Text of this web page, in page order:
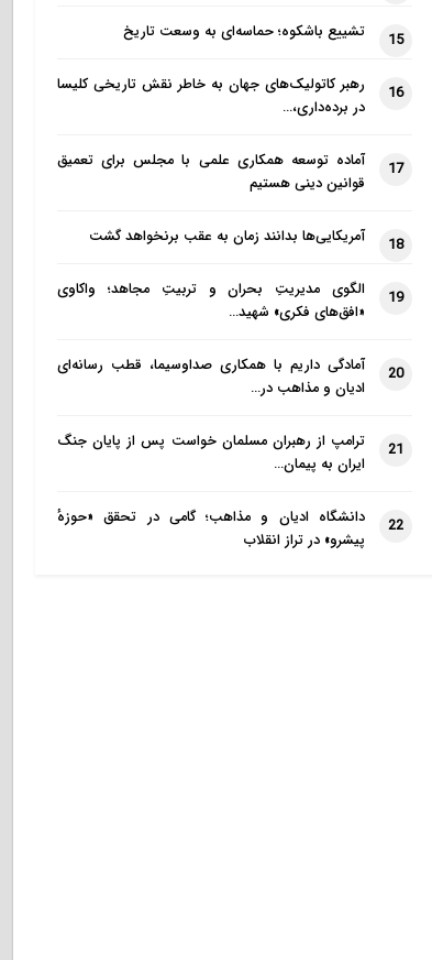
15 تشییع باشکوه؛ حماسه‌ای به وسعت تاریخ
16
رهبر کاتولیک‌های جهان به خاطر نقش تاریخی کلیسا
در برده‌داری،…
17
آماده توسعه همکاری علمی با مجلس برای تعمیق
قوانین دینی هستیم
18 آمریکایی‌ها بدانند زمان به عقب برنخواهد گشت
19
الگوی مدیریتِ بحران و تربیتِ مجاهد؛ واکاوی
«افق‌های فکری» شهید…
20
آمادگی داریم با همکاری صداوسیما، قطب رسانه‌ای
ادیان و مذاهب در…
21
ترامپ از رهبران مسلمان خواست پس از پایان جنگ
ایران به پیمان…
22
دانشگاه ادیان و مذاهب؛ گامی در تحقق «حوزهٔ
پیشرو» در تراز انقلاب